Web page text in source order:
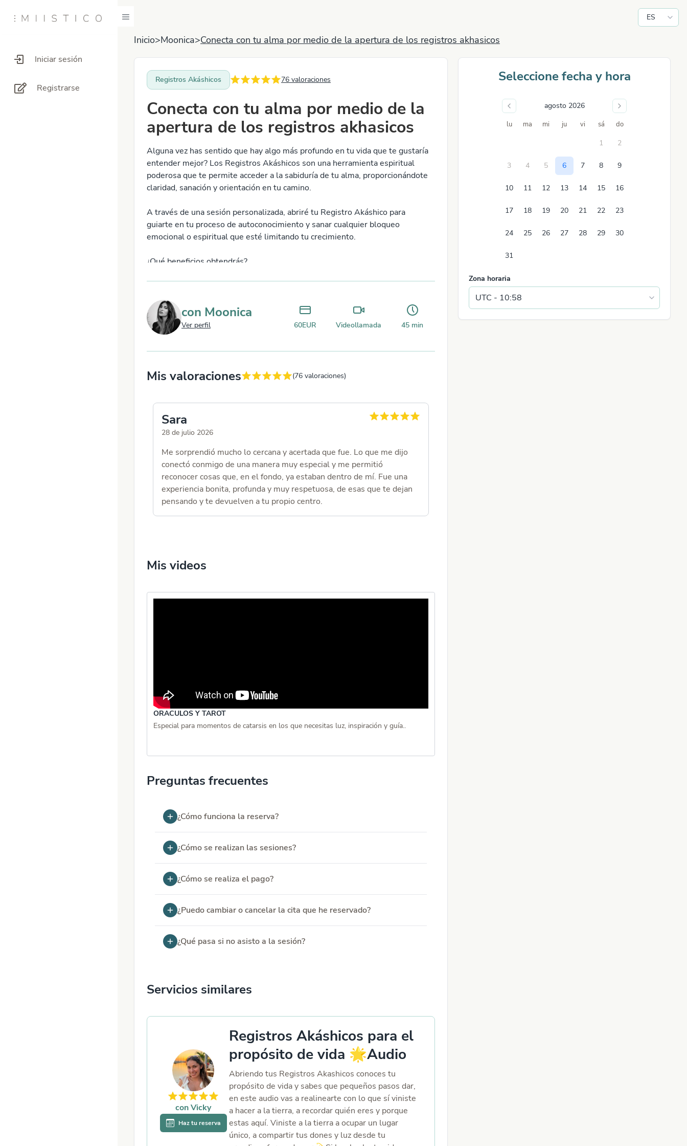
ES
Iniciar sesión
Registrarse
Inicio>Moonica>Conecta con tu alma por medio de la apertura de los registros akhasicos
Registros Akáshicos 76 valoraciones
Conecta con tu alma por medio de la
apertura de los registros akhasicos
Alguna vez has sentido que hay algo más profundo en tu vida que te gustaría
entender mejor? Los Registros Akáshicos son una herramienta espiritual
poderosa que te permite acceder a la sabiduría de tu alma, proporcionándote
claridad, sanación y orientación en tu camino.
A través de una sesión personalizada, abriré tu Registro Akáshico para
guiarte en tu proceso de autoconocimiento y sanar cualquier bloqueo
emocional o espiritual que esté limitando tu crecimiento.
¿Qué beneficios obtendrás?
Sanación emocional y liberación de patrones negativos.
Conexión directa con tu propósito y misión en la vida.
Si sientes que estás listo para recibir las respuestas que necesitas y hacer un
cambio positivo, estoy aquí para ayudarte.
con Moonica
Ver perfil 60EUR Videollamada 45 min
Mis valoraciones (76 valoraciones)
Sara
28 de julio 2026
Me sorprendió mucho lo cercana y acertada que fue. Lo que me dijo
conectó conmigo de una manera muy especial y me permitió
reconocer cosas que, en el fondo, ya estaban dentro de mí. Fue una
experiencia bonita, profunda y muy respetuosa, de esas que te dejan
pensando y te devuelven a tu propio centro.
Mis videos
ORACULOS Y TAROT
Especial para momentos de catarsis en los que necesitas luz, inspiración y guía..
Preguntas frecuentes
¿Cómo funciona la reserva?
¿Cómo se realizan las sesiones?
¿Cómo se realiza el pago?
¿Puedo cambiar o cancelar la cita que he reservado?
¿Qué pasa si no asisto a la sesión?
Servicios similares
conVicky
Haz tu reserva
Registros Akáshicos para el
propósito de vida 🌟Audio
Abriendo tus Registros Akashicos conoces tu
propósito de vida y sabes que pequeños pasos dar,
en este audio vas a realinearte con lo que sí viniste
a hacer a la tierra, a recordar quién eres y porque
estas aquí. Viniste a la tierra a ocupar un lugar
único, a compartir tus dones y luz desde tu
Seleccione fecha y hora
agosto 2026
lu ma mi ju vi sá do
1 2
3 4 5 6 7 8 9
10 11 12 13 14 15 16
17 18 19 20 21 22 23
24 25 26 27 28 29 30
31
Zona horaria